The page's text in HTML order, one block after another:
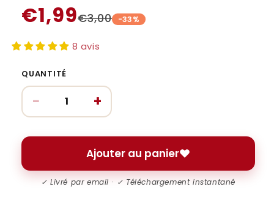
€1,99€3,00 -33%
8 avis
QUANTITÉ
− +
Ajouter au panier
✓ Livré par email · ✓ Téléchargement instantané